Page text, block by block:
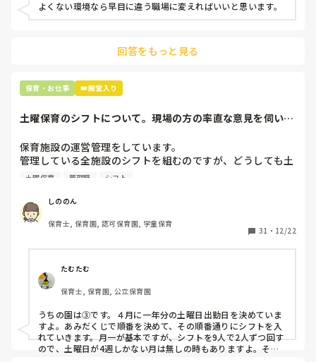
上の先生に相談することは難しそうです。
最後の職場にしようと思っていましたが
辞めることは逃げ、と、過去辞めた人も何年も言われ続けて
います
よくない環境なら早目に違う職場に変えればいいと思います。
回答をもっと見る
保育・お仕事 👑殿堂入り
土曜保育のシフトについて。現場の方の率直な意見を伺いた
保育施設の運営管理をしています。
管理している全施設のシフトを組むのですが、どうしても土
曜保育だけは入れる方が少なく、いつも苦労しています。
て入職しているはずですが、いざ勤務が始まると一日も土曜
出勤が出来ない方ばかりです。
①土曜日の希望休は2日まで、と制限をかける
②毎月、必ず土曜保育に入ることのできる日を1日だけピッ
クアップしてもらう
③仮シフトが出た時、土曜出勤が難しければ自身で代わりの
人を交渉して見つけてもらう
上記のいずれかの対策を取り入れることを考えています。
土曜保育 管理職 シフト
しののん
保育士, 保育園, 認可保育園, 学童保育
31 ・ 12/22
たむたむ
保育士, 保育園, 公立保育園
うちの園は③です。４月に一年分の土曜日出勤日を決めていま
すよ。あみだくじで順番を決めて、その順番通りにシフトを入
れていきます。月一が基本ですが、シフトを9人で2人ずつ回す
ので、土曜日が4週しかない月は無しの時もありますよ。その